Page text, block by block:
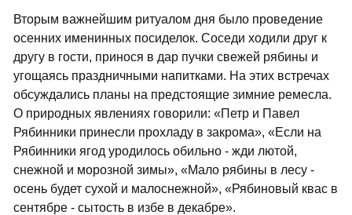
Вторым важнейшим ритуалом дня было проведение
осенних именинных посиделок. Соседи ходили друг к
другу в гости, принося в дар пучки свежей рябины и
угощаясь праздничными напитками. На этих встречах
обсуждались планы на предстоящие зимние ремесла.
О природных явлениях говорили: «Петр и Павел
Рябинники принесли прохладу в закрома», «Если на
Рябинники ягод уродилось обильно - жди лютой,
снежной и морозной зимы», «Мало рябины в лесу -
осень будет сухой и малоснежной», «Рябиновый квас в
сентябре - сытость в избе в декабре».